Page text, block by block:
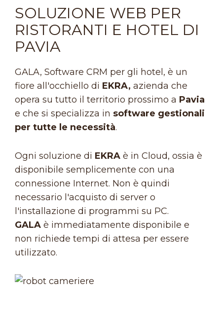
SOLUZIONE WEB PER
RISTORANTI E HOTEL DI
PAVIA
GALA, Software CRM per gli hotel, è un
fiore all'occhiello di EKRA, azienda che
opera su tutto il territorio prossimo a Pavia
e che si specializza in software gestionali
per tutte le necessità.
Ogni soluzione di EKRA è in Cloud, ossia è
disponibile semplicemente con una
connessione Internet. Non è quindi
necessario l'acquisto di server o
l'installazione di programmi su PC.
GALA è immediatamente disponibile e
non richiede tempi di attesa per essere
utilizzato.